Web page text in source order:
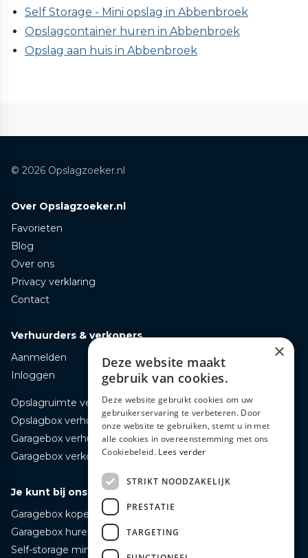
Self Storage - Mini opslag in Abbenbroek
Opslagcontainer huren in Abbenbroek
Opslag aan huis in Abbenbroek
© 2026 Opslagzoeker.nl
Over Opslagzoeker.nl
Favorieten
Blog
Over ons
Privacy verklaring
Contact
Verhuurders & verkopers
Aanmelden
Inloggen
Opslagruimte verhuren
Opslagbox verhuren
Garagebox verhuren
Garagebox verkopen
Je kunt bij ons terecht voor
Garagebox kopen
Garagebox huren
Self-storage mini opslag huren
×
Deze website maakt
gebruik van cookies.
Deze website gebruikt cookies om uw
gebruikerservaring te verbeteren. Door
onze website te gebruiken, stemt u in met
alle cookies in overeenstemming met ons
Cookiebeleid. Lees verder
STRIKT NOODZAKELIJK
PRESTATIE
TARGETING